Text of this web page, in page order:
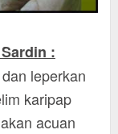
:
leperkan
karipap
acuan